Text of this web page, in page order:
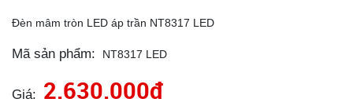
Đèn mâm tròn LED áp trần NT8317 LED
Mã sản phẩm: NT8317 LED
Giá: 2.630.000đ